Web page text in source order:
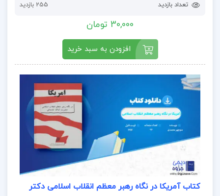
تعداد بازدید 255 بازدید
30,000 تومان
افزودن به سبد خرید
کتاب آمریکا در نگاه رهبر معظم انقلاب اسلامی دکتر